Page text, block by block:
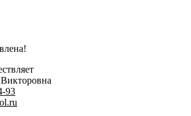
93